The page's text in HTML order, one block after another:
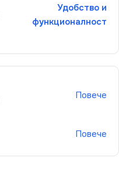
Удобство и
функционалност
Повече
Повече